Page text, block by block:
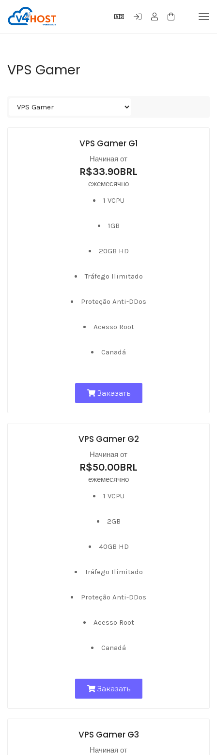
VPS Gamer
VPS Gamer G1
Начиная от
R$33.90BRL
ежемесячно
1 VCPU
1GB
20GB HD
Tráfego Ilimitado
Proteção Anti-DDos
Acesso Root
Canadá
Заказать
VPS Gamer G2
Начиная от
R$50.00BRL
ежемесячно
1 VCPU
2GB
40GB HD
Tráfego Ilimitado
Proteção Anti-DDos
Acesso Root
Canadá
Заказать
VPS Gamer G3
Начиная от